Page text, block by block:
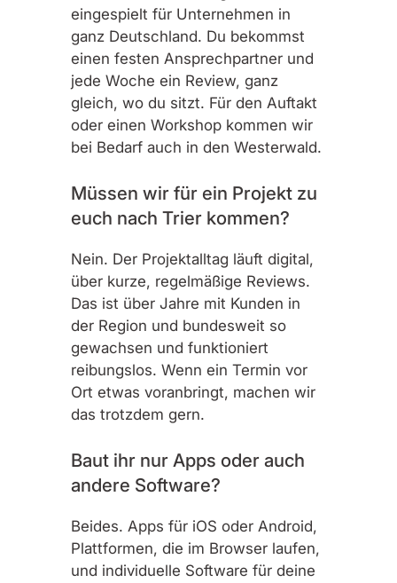
eingespielt für Unternehmen in
ganz Deutschland. Du bekommst
einen festen Ansprechpartner und
jede Woche ein Review, ganz
gleich, wo du sitzt. Für den Auftakt
oder einen Workshop kommen wir
bei Bedarf auch in den Westerwald.
Müssen wir für ein Projekt zu
euch nach Trier kommen?
Nein. Der Projektalltag läuft digital,
über kurze, regelmäßige Reviews.
Das ist über Jahre mit Kunden in
der Region und bundesweit so
gewachsen und funktioniert
reibungslos. Wenn ein Termin vor
Ort etwas voranbringt, machen wir
das trotzdem gern.
Baut ihr nur Apps oder auch
andere Software?
Beides. Apps für iOS oder Android,
Plattformen, die im Browser laufen,
und individuelle Software für deine